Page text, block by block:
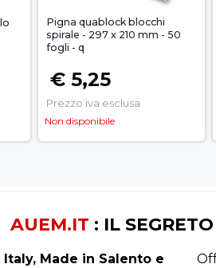
Pigna quablock blocchi
spirale - 297 x 210 mm - 50
fogli - q
€ 5,25
Prezzo iva esclusa
Non disponibile
AUEM.IT : IL
Made in Salento e